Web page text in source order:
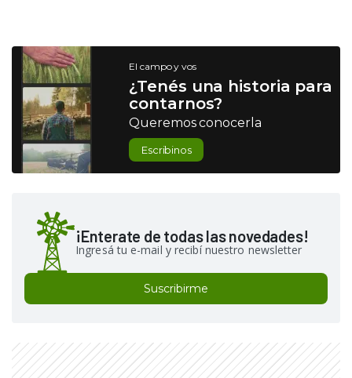
El campo y vos
¿Tenés una historia para
contarnos?
Queremos conocerla
Escribinos
¡Enterate de todas las novedades!
Ingresá tu e-mail y recibí nuestro newsletter
Suscribirme